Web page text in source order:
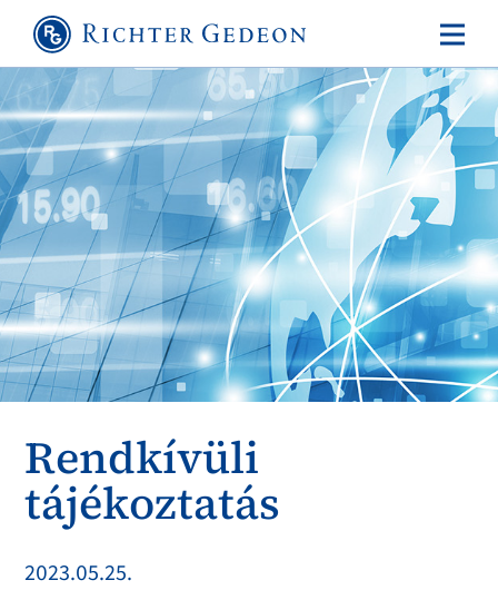
Rendkívüli
tájékoztatás
2023.05.25.